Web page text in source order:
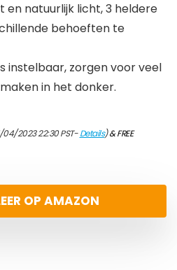
natuurlijk licht, 3 heldere
behoeften te
instelbaar, zorgen voor veel
in het donker.
2023 22:30 PST-Details)&FREE
OP AMAZON